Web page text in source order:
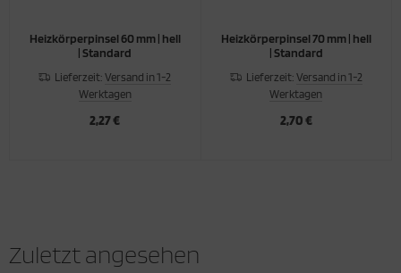
Heizkörperpinsel 60 mm | hell
| Standard
Lieferzeit:Versand in 1-2
Werktagen
2,27 €
Heizkörperpinsel 70 mm | hell
| Standard
Lieferzeit: Versand in 1-2
Werktagen
2,70 €
Zuletzt angesehen